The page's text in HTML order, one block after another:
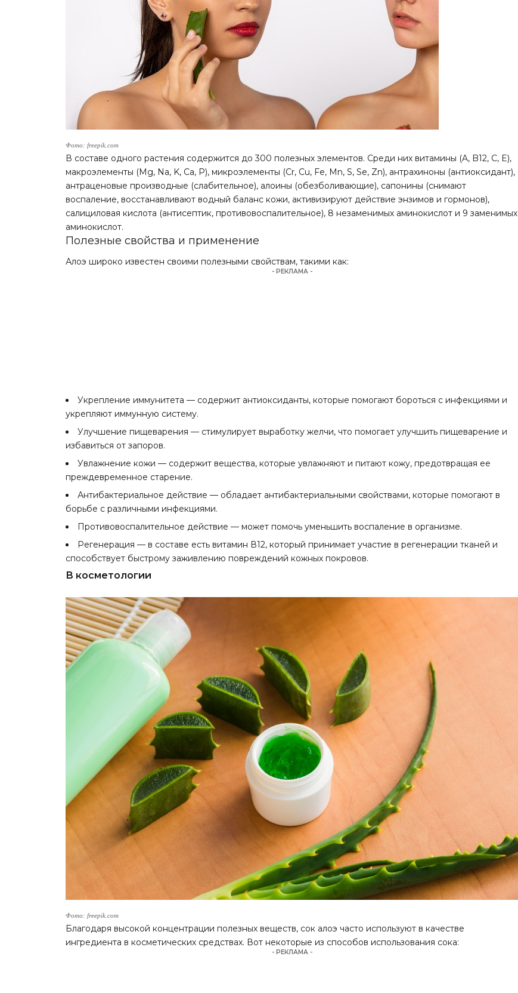
Фото: freepik.com
В составе одного растения содержится до 300 полезных элементов. Среди них витамины (A, B12, C, E),
макроэлементы (Mg, Na, K, Ca, P), микроэлементы (Cr, Cu, Fe, Mn, S, Se, Zn), антрахиноны (антиоксидант),
антраценовые производные (слабительное), алоины (обезболивающие), сапонины (снимают
воспаление, восстанавливают водный баланс кожи, активизируют действие энзимов и гормонов),
салициловая кислота (антисептик, противовоспалительное), 8 незаменимых аминокислот и 9 заменимых
аминокислот.
Полезные свойства и применение
Алоэ широко известен своими полезными свойствам, такими как:
- РЕКЛАМА -
Укрепление иммунитета — содержит антиоксиданты, которые помогают бороться с инфекциями и
укрепляют иммунную систему.
Улучшение пищеварения — стимулирует выработку желчи, что помогает улучшить пищеварение и
избавиться от запоров.
Увлажнение кожи — содержит вещества, которые увлажняют и питают кожу, предотвращая ее
преждевременное старение.
Антибактериальное действие — обладает антибактериальными свойствами, которые помогают в
борьбе с различными инфекциями.
Противовоспалительное действие — может помочь уменьшить воспаление в организме.
Регенерация — в составе есть витамин В12, который принимает участие в регенерации тканей и
способствует быстрому заживлению повреждений кожных покровов.
В косметологии
Фото: freepik.com
Благодаря высокой концентрации полезных веществ, сок алоэ часто используют в качестве
ингредиента в косметических средствах. Вот некоторые из способов использования сока:
- РЕКЛАМА -